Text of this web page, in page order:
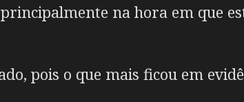
na hora em que
pois o que mais ficou em